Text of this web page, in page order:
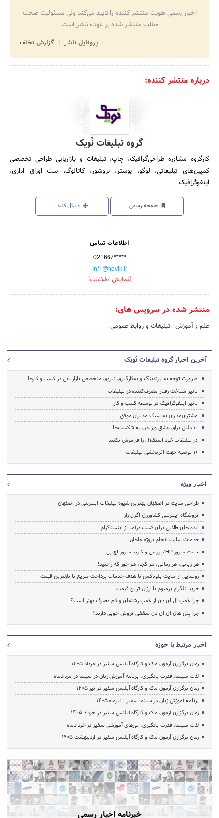
اخبار رسمی هویت منتشر کننده را تایید می‌کند ولی مسئولیت صحت
مطلب منتشر شده بر عهده ناشر است.
پروفایل ناشر
گزارش تخلف
درباره منتشر کننده:
گروه تبلیغات نُویک
کارگروه مشاوره طراحی‌گرافیک، چاپ، تبلیغات و بازاریابی طراحی تخصصی
کمپین‌های تبلیغاتی، لوگو، پوستر، بروشور، کاتالوگ، ست اوراق اداری،
اینفوگرافیک
صفحه رسمی دنبال کنید
اطلاعات تماس
021667*****
In**@novik.ir
[نمایش اطلاعات]
منتشر شده در سرویس های:
علم و آموزش | تبلیغات و روابط عمومی
آخرین اخبار گروه تبلیغات نُویک
ضرورت توجه به برندینگ و به‌کارگیری نیروی متخصص بازاریابی در کسب و کارها
تاثیر شناخت رفتار مصرف‌کننده در تبلیغات
تاثیر اینفوگرافیک‌ در توسعه کسب و کار
مشتری‌مداری به سبک مدیران موفق
10 دلیل برای عشق ورزیدن به شکست‌ها
در تبلیغات خود استقلال را فراموش نکنید
10 توصیه جهت اثربخشی تبلیغات
اخبار ویژه
طراحی سایت در اصفهان بهترین شیوه تبلیغات اینترنتی در اصفهان
فروشگاه اینترنتی کشاورزی اگری راز
ایده های طلایی برای کسب درآمد از اینستاگرام
خدمات سایت انجام پروژه ماهان
قیمت سرور HP/بررسی و خرید سرور اچ پی
هر زبانی، هر زمانی، هر کجا، هر جور که راحتید!
رونمایی از سایت بلوباکس با هدف خدمات پرداخت سریع با نازلترین قیمت
خرید تلگرام پرمیوم با ارزان ترین قیمت
چرا لامپ ال ای دی از لامپ رشته‌ای و کم مصرف بهتر است؟
چرا پنل های ال ای دی سقفی فروش خوبی دارند؟
اخبار مرتبط با حوزه
زمان برگزاری آزمون ماک و کارگاه آیلتس سفیر در مرداد 1405
لذت سینما، قدرت یادگیری؛ برنامه آموزش زبان در سینما در مردادماه
زمان برگزاری آزمون ماک و کارگاه آیلتس سفیر در تیر 1405
برنامه آموزش زبان در سینما سفیر | تیرماه ۱۴۰۵
زمان برگزاری آزمون ماک و کارگاه آیلتس سفیر در خرداد 1405
لذت سینما، قدرت یادگیری؛ تورهای آموزشی سفیر در خردادماه
زمان برگزاری آزمون ماک و کارگاه آیلتس سفیر در اردیبهشت 1405
خبرنامه اخبار رسمی